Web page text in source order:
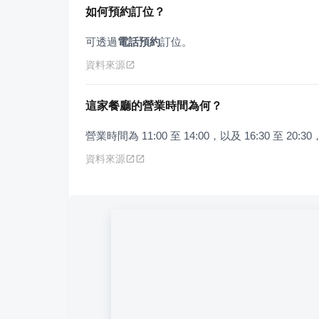
如何預約訂位？
可透過電話預約訂位。
資料來源
這家餐廳的營業時間為何？
營業時間為 11:00 至 14:00，以及 16:30 至 20:30
資料來源